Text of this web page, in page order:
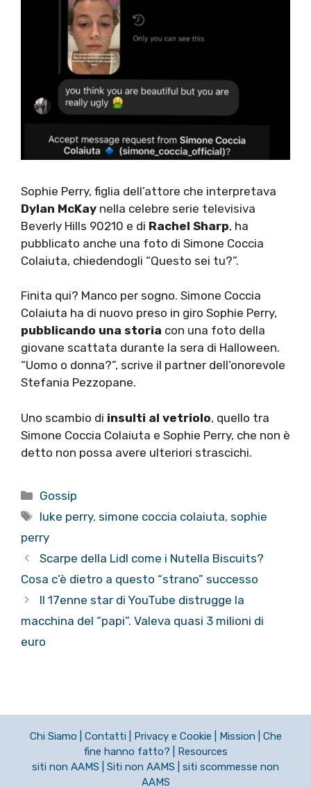
Sophie Perry, figlia dell’attore che interpretava
Dylan McKay nella celebre serie televisiva
Beverly Hills 90210 e di Rachel Sharp, ha
pubblicato anche una foto di Simone Coccia
Colaiuta, chiedendogli “Questo sei tu?”.
Finita qui? Manco per sogno. Simone Coccia
Colaiuta ha di nuovo preso in giro Sophie Perry,
pubblicando una storia con una foto della
giovane scattata durante la sera di Halloween.
“Uomo o donna?”, scrive il partner dell’onorevole
Stefania Pezzopane.
Uno scambio di insulti al vetriolo, quello tra
Simone Coccia Colaiuta e Sophie Perry, che non è
detto non possa avere ulteriori strascichi.
Categorie
Gossip
Tag
luke perry, simone coccia colaiuta, sophie
perry
Scarpe della Lidl come i Nutella Biscuits?
Cosa c’è dietro a questo “strano” successo
Il 17enne star di YouTube distrugge la
macchina del “papi”. Valeva quasi 3 milioni di
euro
Chi Siamo Contatti Privacy e Cookie Mission
Che
fine hanno fatto?
Resources
siti non AAMS
Siti non AAMS
siti scommesse non
AAMS